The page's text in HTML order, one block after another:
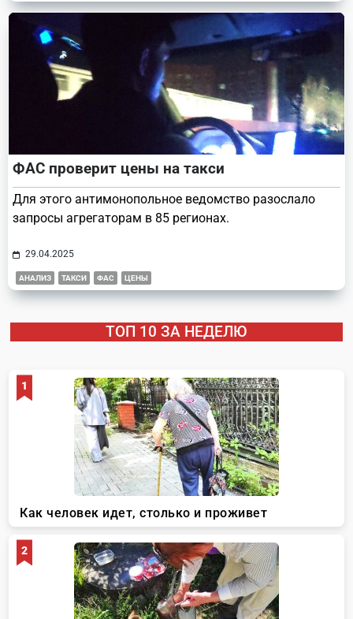
ФАС проверит цены на такси
Для этого антимонопольное ведомство разослало
запросы агрегаторам в 85 регионах.
29.04.2025
АНАЛИЗ ТАКСИ ФАС ЦЕНЫ
ТОП 10 ЗА НЕДЕЛЮ